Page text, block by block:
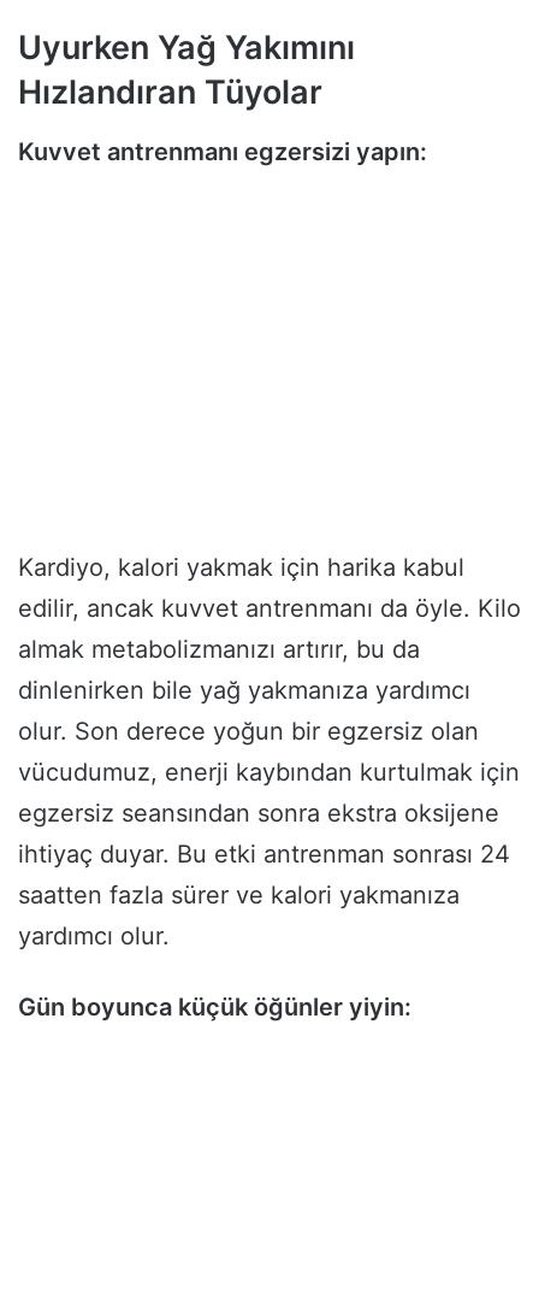
Uyurken Yağ Yakımını
Hızlandıran Tüyolar
Kuvvet antrenmanı egzersizi yapın:
Kardiyo, kalori yakmak için harika kabul
edilir, ancak kuvvet antrenmanı da öyle. Kilo
almak metabolizmanızı artırır, bu da
dinlenirken bile yağ yakmanıza yardımcı
olur. Son derece yoğun bir egzersiz olan
vücudumuz, enerji kaybından kurtulmak için
egzersiz seansından sonra ekstra oksijene
ihtiyaç duyar. Bu etki antrenman sonrası 24
saatten fazla sürer ve kalori yakmanıza
yardımcı olur.
Gün boyunca küçük öğünler yiyin: